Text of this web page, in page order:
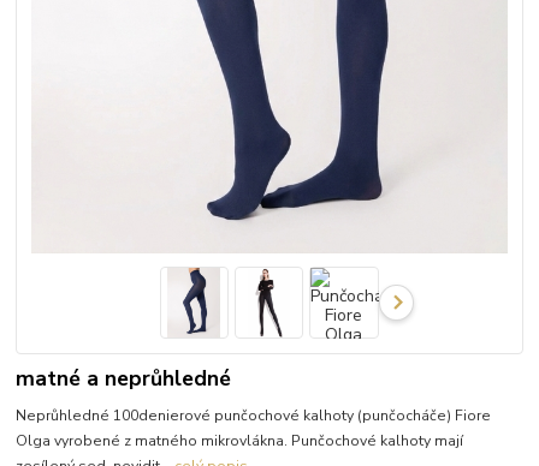
matné a neprůhledné
Neprůhledné 100denierové punčochové kalhoty (punčocháče) Fiore
Olga vyrobené z matného mikrovlákna. Punčochové kalhoty mají